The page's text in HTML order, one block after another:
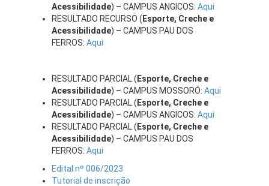
Acessibilidade) – CAMPUS ANGICOS: Aqui
RESULTADO RECURSO ( Esporte, Creche e
Acessibilidade) – CAMPUS PAU DOS
FERROS: Aqui
RESULTADO PARCIAL ( Esporte, Creche e
Acessibilidade) – CAMPUS MOSSORÓ: Aqui
RESULTADO PARCIAL ( Esporte, Creche e
Acessibilidade) – CAMPUS ANGICOS: Aqui
RESULTADO PARCIAL ( Esporte, Creche e
Acessibilidade) – CAMPUS PAU DOS
FERROS: Aqui
Edital nº 006/2023
Tutorial de inscrição